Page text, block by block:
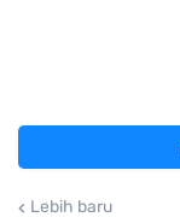
Lebih baru